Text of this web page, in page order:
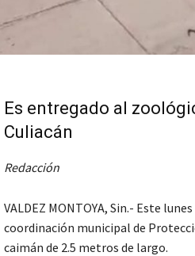
Es entregado al
Culiacán
Redacción
VALDEZ MONTOYA, Sin.- Este
coordinación municipal de
caimán de 2.5 metros de largo.